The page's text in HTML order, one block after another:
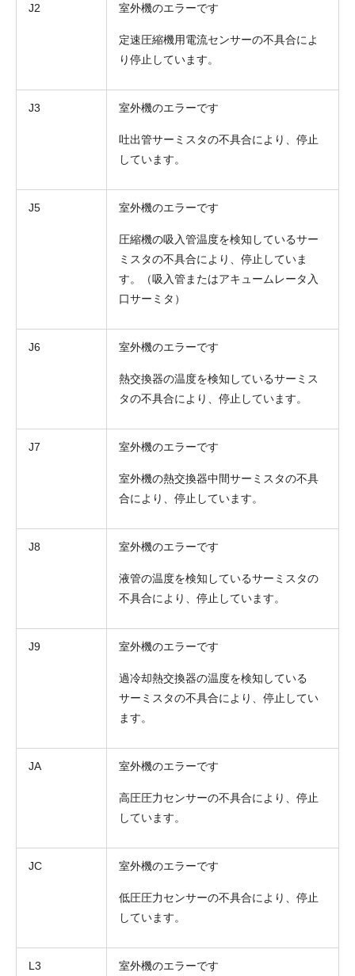
J2 室外機のエラーです
定速圧縮機用電流センサーの不具合によ
り停止しています。
J3 室外機のエラーです
吐出管サーミスタの不具合により、停止
しています。
J5 室外機のエラーです
圧縮機の吸入管温度を検知しているサー
ミスタの不具合により、停止していま
す。（吸入管またはアキュームレータ入
口サーミタ）
J6 室外機のエラーです
熱交換器の温度を検知しているサーミス
タの不具合により、停止しています。
J7 室外機のエラーです
室外機の熱交換器中間サーミスタの不具
合により、停止しています。
J8 室外機のエラーです
液管の温度を検知しているサーミスタの
不具合により、停止しています。
J9 室外機のエラーです
過冷却熱交換器の温度を検知している
サーミスタの不具合により、停止してい
ます。
JA 室外機のエラーです
高圧圧力センサーの不具合により、停止
しています。
JC 室外機のエラーです
低圧圧力センサーの不具合により、停止
しています。
L3 室外機のエラーです